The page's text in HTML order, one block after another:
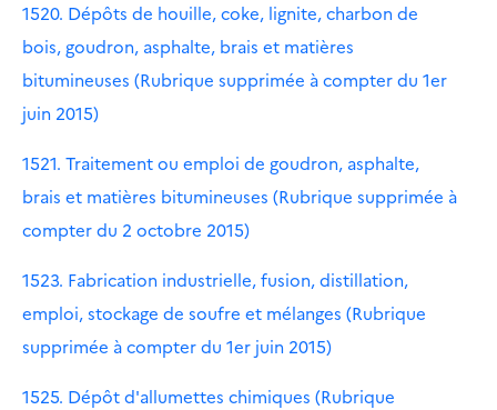
1520. Dépôts de houille, coke, lignite, charbon de
bois, goudron, asphalte, brais et matières
bitumineuses (Rubrique supprimée à compter du 1er
juin 2015)
1521. Traitement ou emploi de goudron, asphalte,
brais et matières bitumineuses (Rubrique supprimée à
compter du 2 octobre 2015)
1523. Fabrication industrielle, fusion, distillation,
emploi, stockage de soufre et mélanges (Rubrique
supprimée à compter du 1er juin 2015)
1525. Dépôt d'allumettes chimiques (Rubrique